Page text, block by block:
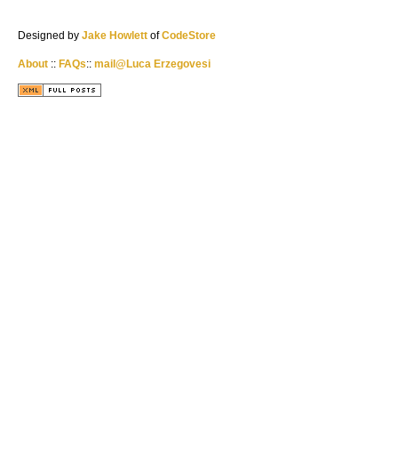
Designed by Jake Howlett ofCodeStore
About :: FAQs:: mail@Luca Erzegovesi